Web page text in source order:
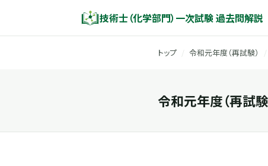
技術士（化学部門）一次試験 過去問解説
トップ 令和元年度（再試験）
令和元年度（再試